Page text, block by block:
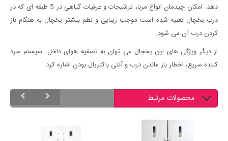
دهد. امکان چیدمان انواع مربا، ترشیجات و عرقیات گیاهی در 5 طبقه ای که در
درب یخچال تعبیه شده است موجب زیبایی و نظم بیشتر یخچال به هنگام باز
کردن درب آن می شود.
از دیگر ویژگی های این یخچال می توان به تصفیه هوای داخل، سیستم سرد
کننده سریع، اخطار باز ماندن درب و آنتی باکتریال بودن اشاره کرد.
محصولات مرتبط